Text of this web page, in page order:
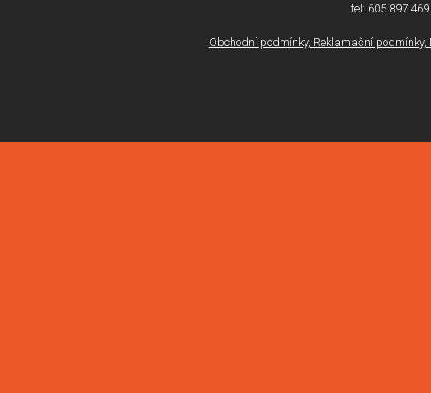
tel: 605 897 469
Obchodní podmínky, Reklamační